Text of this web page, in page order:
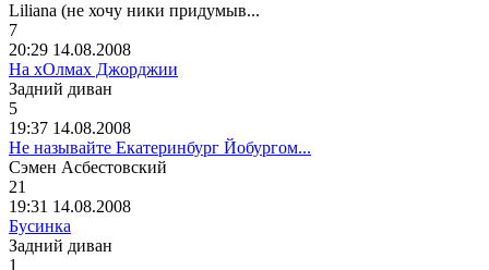
Liliana (не хочу ники придумыв...
7
20:29 14.08.2008
На хОлмах Джорджии
Задний диван
5
19:37 14.08.2008
Не называйте Екатеринбург Йобургом...
Сэмен Асбестовский
21
19:31 14.08.2008
Бусинка
Задний диван
1